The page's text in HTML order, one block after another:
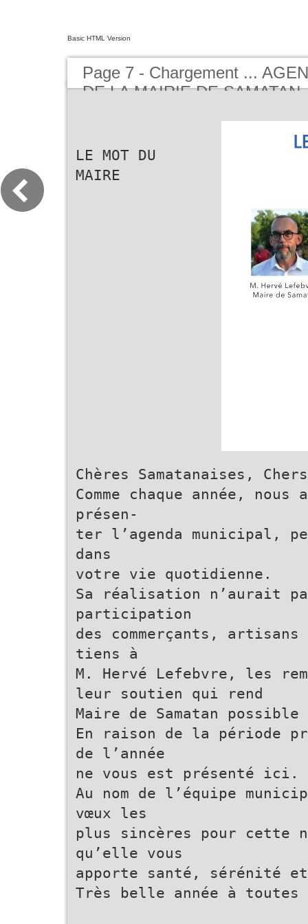
Basic HTML Version
Page 7 - Chargement ...
DE LA MAIRIE DE SAMATAN
LE MOT DU
MAIRE
Chères Samatanaises,
Comme chaque année,
présen-
ter l’agenda municipal,
dans
votre vie quotidienne.
Sa réalisation n’aurait
participation
des commerçants,
tiens à
M. Hervé Lefebvre, les
leur soutien qui rend
Maire de Samatan
En raison de la période
de l’année
ne vous est présenté ici.
Au nom de l’équipe
vœux les
plus sincères pour cette
qu’elle vous
apporte santé, sérénité
Très belle année à